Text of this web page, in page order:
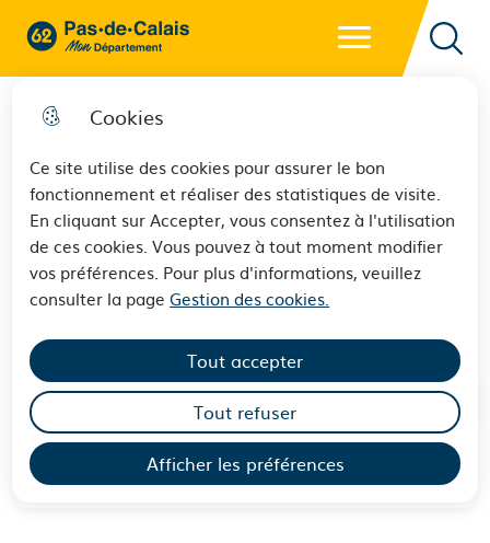
Cookies
Ce site utilise des cookies pour assurer le bon
fonctionnement et réaliser des statistiques de visite.
En cliquant sur Accepter, vous consentez à l'utilisation
de ces cookies. Vous pouvez à tout moment modifier
vos préférences. Pour plus d'informations, veuillez
consulter la pageGestion des cookies.
Afficher les préférences
Tout accepter
Tout refuser
62 - Pas-de-Calais Mon Département - Retour à l'accueil
Les Journées européennes de
l’archéologie à la Maison de
l’archéologie du Pas-de-Calais
Sommaire